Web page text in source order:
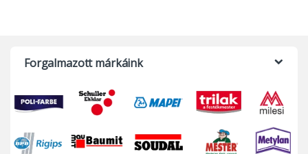
Forgalmazott márkáink